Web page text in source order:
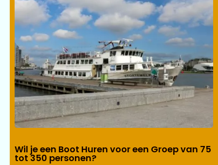
Wil je een Boot Huren voor een Groep van 75
tot 350 personen?